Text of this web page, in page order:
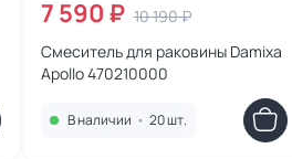
7 590 ₽ 10 190 ₽
Cмеситель для раковины Damixa
Apollo 470210000
В наличии • 20 шт.